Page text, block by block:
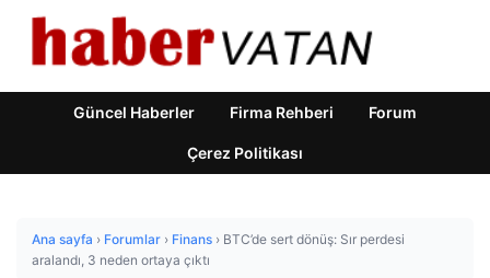
Güncel Haberler Firma Rehberi Forum
Çerez Politikası
Ana sayfa › Forumlar › Finans › BTC’de sert dönüş: Sır perdesi
aralandı, 3 neden ortaya çıktı